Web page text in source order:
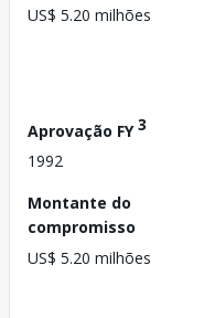
US$ 5.20 milhões
Aprovação FY3
1992
Montante do
compromisso
US$ 5.20 milhões